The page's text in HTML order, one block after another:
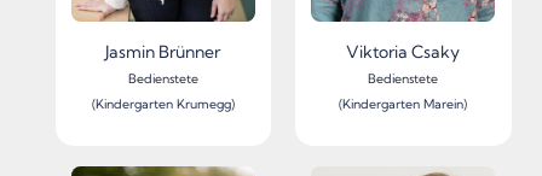
Jasmin Brünner
Bedienstete
(Kindergarten Krumegg)
Viktoria Csaky
Bedienstete
(Kindergarten Marein)